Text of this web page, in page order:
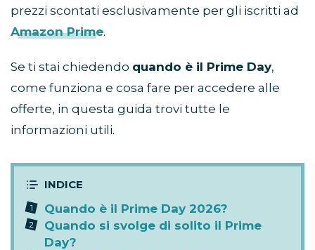
prezzi scontati esclusivamente per gli iscritti ad
Amazon Prime.
Se ti stai chiedendo quando è il Prime Day,
come funziona e cosa fare per accedere alle
offerte, in questa guida trovi tutte le
informazioni utili.
Quando è il Prime Day 2026?
Quando si svolge di solito il Prime
Day?